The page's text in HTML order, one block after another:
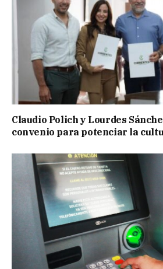
Claudio Polich y Lourdes
convenio para potenciar la